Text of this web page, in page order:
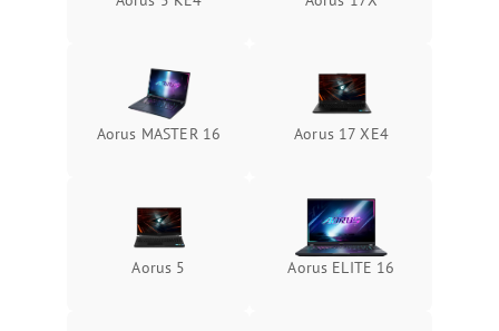
Aorus MASTER 16 Aorus 17 XE4
Aorus 5 Aorus ELITE 16